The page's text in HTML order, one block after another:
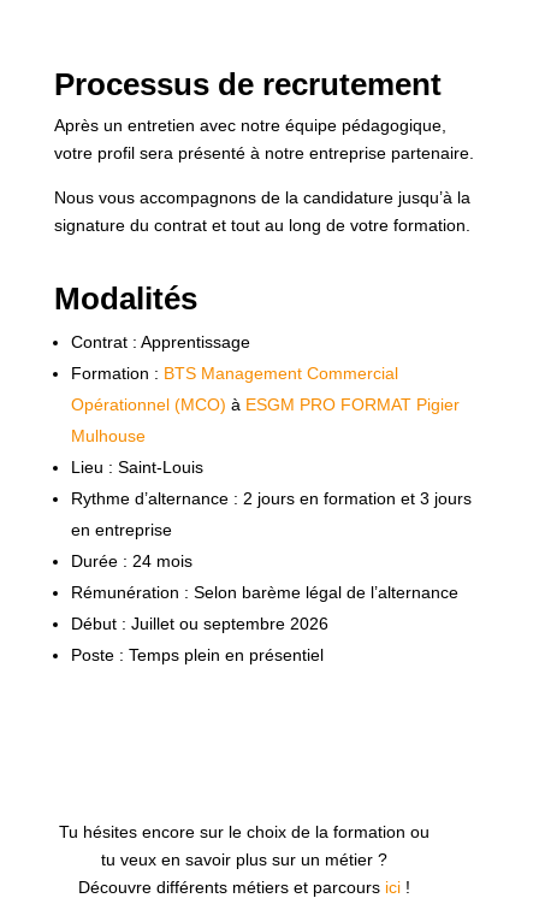
Processus de recrutement
Après un entretien avec notre équipe pédagogique,
votre profil sera présenté à notre entreprise partenaire.
Nous vous accompagnons de la candidature jusqu’à la
signature du contrat et tout au long de votre formation.
Modalités
Contrat : Apprentissage
Formation : BTS Management Commercial
Opérationnel (MCO) à ESGM PRO FORMAT Pigier
Mulhouse
Lieu : Saint-Louis
Rythme d’alternance : 2 jours en formation et 3 jours
en entreprise
Durée : 24 mois
Rémunération : Selon barème légal de l’alternance
Début : Juillet ou septembre 2026
Poste : Temps plein en présentiel
Tu hésites encore sur le choix de la formation ou
tu veux en savoir plus sur un métier ?
Découvre différents métiers et parcours ici!